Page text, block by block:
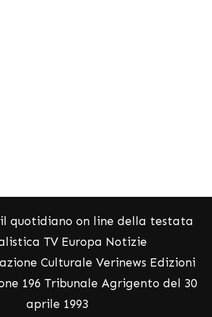
quotidiano on line della testata
TV Europa Notizie
Culturale Verinews Edizioni
196 Tribunale Agrigento del 30
aprile 1993